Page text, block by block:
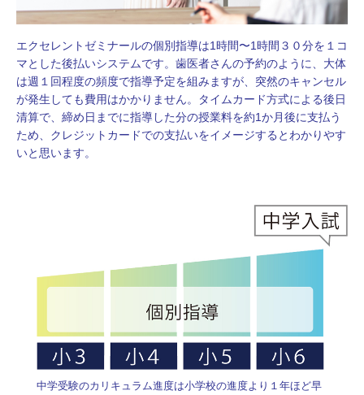
エクセレントゼミナールの個別指導は1時間〜1時間３０分を１コ
マとした後払いシステムです。歯医者さんの予約のように、大体
は週１回程度の頻度で指導予定を組みますが、突然のキャンセル
が発生しても費用はかかりません。タイムカード方式による後日
清算で、締め日までに指導した分の授業料を約1か月後に支払う
ため、クレジットカードでの支払いをイメージするとわかりやす
いと思います。
中学受験のカリキュラム進度は小学校の進度より１年ほど早